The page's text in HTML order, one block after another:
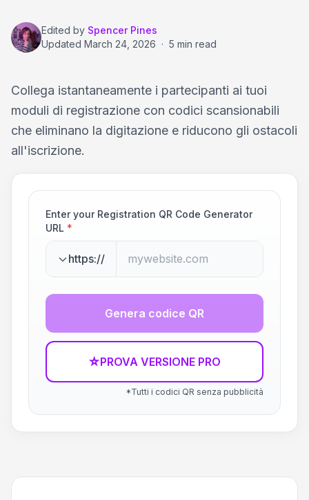
Edited by Spencer Pines
Updated March 24, 2026 · 5 min read
Collega istantaneamente i partecipanti ai tuoi
moduli di registrazione con codici scansionabili
che eliminano la digitazione e riducono gli ostacoli
all'iscrizione.
Enter your Registration QR Code Generator
URL *
https://
Genera codice QR
☆PROVA VERSIONE PRO
*Tutti i codici QR senza pubblicità